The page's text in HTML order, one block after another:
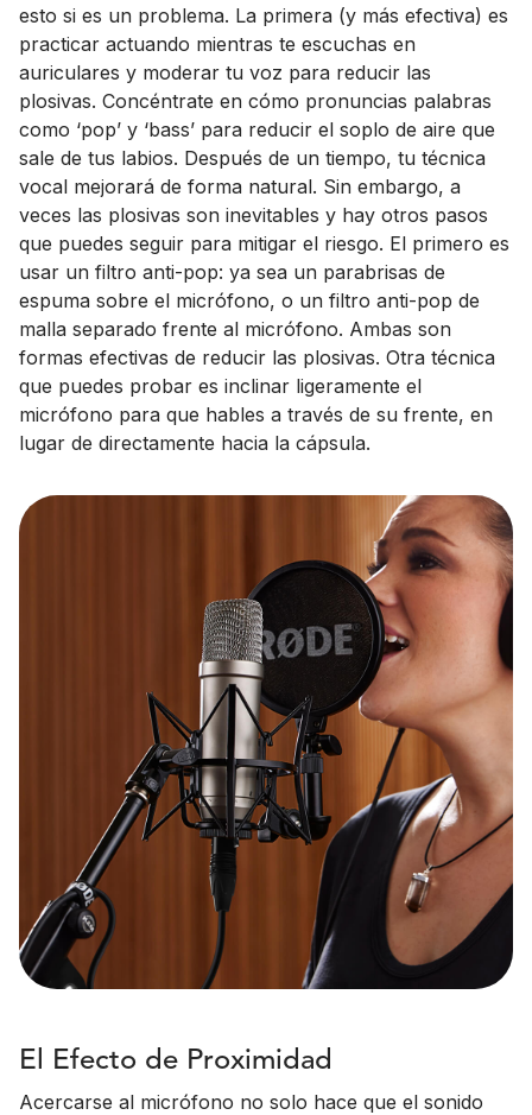
esto si es un problema. La primera (y más efectiva) es
practicar actuando mientras te escuchas en
auriculares y moderar tu voz para reducir las
plosivas. Concéntrate en cómo pronuncias palabras
como ‘pop’ y ‘bass’ para reducir el soplo de aire que
sale de tus labios. Después de un tiempo, tu técnica
vocal mejorará de forma natural. Sin embargo, a
veces las plosivas son inevitables y hay otros pasos
que puedes seguir para mitigar el riesgo. El primero es
usar un filtro anti-pop: ya sea un parabrisas de
espuma sobre el micrófono, o un filtro anti-pop de
malla separado frente al micrófono. Ambas son
formas efectivas de reducir las plosivas. Otra técnica
que puedes probar es inclinar ligeramente el
micrófono para que hables a través de su frente, en
lugar de directamente hacia la cápsula.
El Efecto de Proximidad
Acercarse al micrófono no solo hace que el sonido